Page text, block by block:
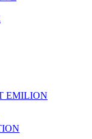
EMILION